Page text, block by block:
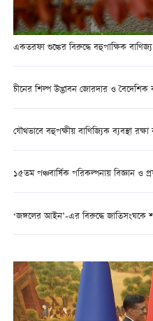
একতরফা শুল্কের বিরুদ্ধে বহুপাক্ষিক
চীনের শিল্প উদ্ভাবন জোরদার ও বৈদেশিক
যৌথভাবে বহুপক্ষীয় বাণিজ্যিক ব্যবস্থা
১৫তম পঞ্চবার্ষিক পরিকল্পনায় বিজ্ঞান ও
‘জঙ্গলের আইন’-এর বিরুদ্ধে জাতিসংঘকে